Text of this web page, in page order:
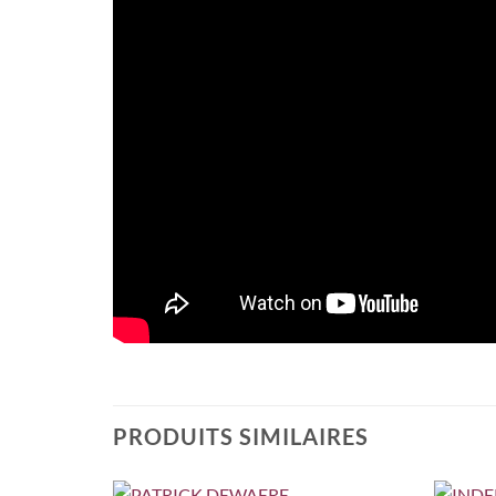
PRODUITS SIMILAIRES
+ +